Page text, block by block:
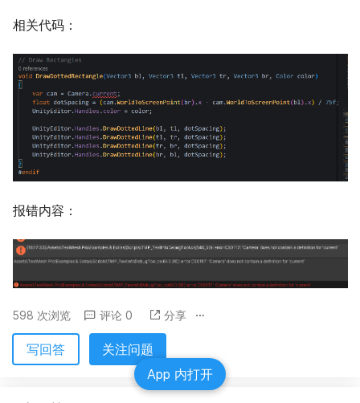
相关代码：
报错内容：
598 次浏览 评论 0 分享
写回答 关注问题
App 内打开